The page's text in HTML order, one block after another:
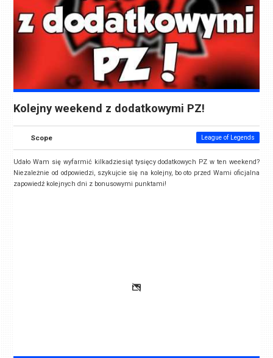
Kolejny weekend z dodatkowymi PZ!
Scope League of Legends
Udało Wam się wyfarmić kilkadziesiąt tysięcy dodatkowych PZ w ten weekend?
Niezależnie od odpowiedzi, szykujcie się na kolejny, bo oto przed Wami oficjalna
zapowiedź kolejnych dni z bonusowymi punktami!